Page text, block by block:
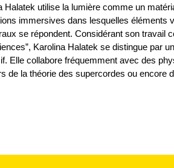
Halatek utilise la lumière comme un
immersives dans lesquelles éléments
se répondent. Considérant son travail
Karolina Halatek se distingue par
Elle collabore fréquemment avec des
de la théorie des supercordes ou encore
pour conférer à ses œuvres une